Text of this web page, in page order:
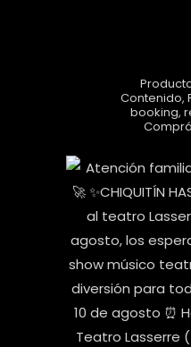
Contenido,
booking,